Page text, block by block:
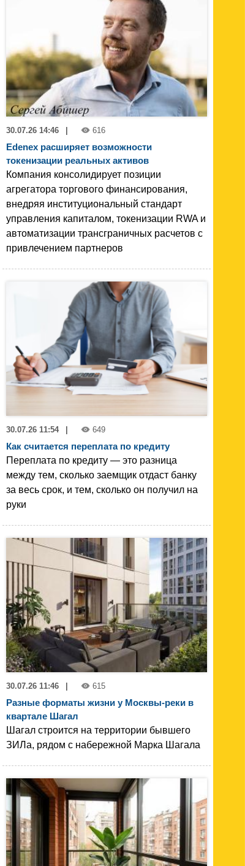
30.07.26 14:46 616
Edenex расширяет возможности
токенизации реальных активов
Компания консолидирует позиции
агрегатора торгового финансирования,
внедряя институциональный стандарт
управления капиталом, токенизации RWA и
автоматизации трансграничных расчетов с
привлечением партнеров
30.07.26 11:54 649
Как считается переплата по кредиту
Переплата по кредиту — это разница
между тем, сколько заемщик отдаст банку
за весь срок, и тем, сколько он получил на
руки
30.07.26 11:46 | 615
Разные форматы жизни у Москвы-реки в
квартале Шагал
Шагал строится на территории бывшего
ЗИЛа, рядом с набережной Марка Шагала